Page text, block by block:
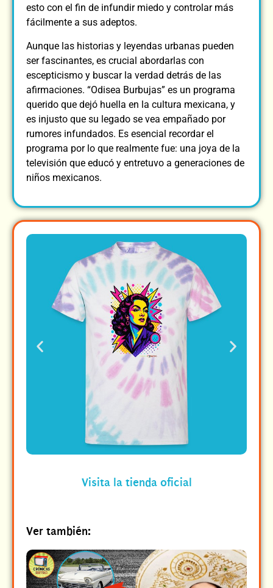
esto con el fin de infundir miedo y controlar más
fácilmente a sus adeptos.
Aunque las historias y leyendas urbanas pueden
ser fascinantes, es crucial abordarlas con
escepticismo y buscar la verdad detrás de las
afirmaciones. “Odisea Burbujas” es un programa
querido que dejó huella en la cultura mexicana, y
es injusto que su legado se vea empañado por
rumores infundados. Es esencial recordar el
programa por lo que realmente fue: una joya de la
televisión que educó y entretuvo a generaciones de
niños mexicanos.
Visita la tienda oficial
Ver también: